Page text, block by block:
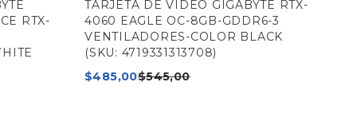
RTX-
TARJETA DE VIDEO GIGABYTE RTX-
4060 EAGLE OC-8GB-GDDR6-3
VENTILADORES-COLOR BLACK
(SKU: 4719331313708)
$545,00
$485,00